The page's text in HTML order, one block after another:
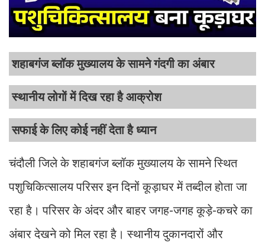
शहाबगंज ब्लॉक मुख्यालय के सामने गंदगी का अंबार
स्थानीय लोगों में दिख रहा है आक्रोश
सफाई के लिए कोई नहीं देता है ध्यान
चंदौली जिले के शहाबगंज ब्लॉक मुख्यालय के सामने स्थित
पशुचिकित्सालय परिसर इन दिनों कूड़ाघर में तब्दील होता जा
रहा है। परिसर के अंदर और बाहर जगह-जगह कूड़े-कचरे का
अंबार देखने को मिल रहा है। स्थानीय दुकानदारों और